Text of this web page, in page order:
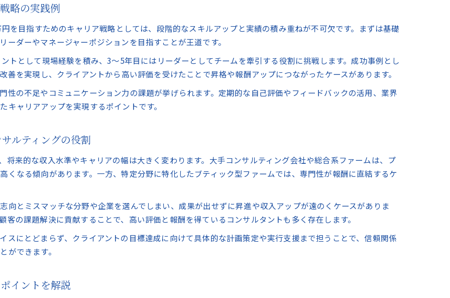
将来性を見据えたコンサルサービス選びの秘訣
将来性を重視したコンサルティングサービスの選定基準
長期キャリアを見据えたコンサルティングの選び方
成長分野で活躍するコンサルティングの選択ポイント
略の実践例
を目指すためのキャリア戦略としては、段階的なスキルアップと実績の積み重ねが不可欠です。まずは基礎
ダーやマネージャーポジションを目指すことが王道です。
トとして現場経験を積み、3～5年目にはリーダーとしてチームを牽引する役割に挑戦します。成功事例とし
を実現し、クライアントから高い評価を受けたことで昇格や報酬アップにつながったケースがあります。
性の不足やコミュニケーション力の課題が挙げられます。定期的な自己評価やフィードバックの活用、業界
ャリアアップを実現するポイントです。
ルティングの役割
将来的な収入水準やキャリアの幅は大きく変わります。大手コンサルティング会社や総合系ファームは、プ
くなる傾向があります。一方、特定分野に特化したブティック型ファームでは、専門性が報酬に直結するケ
向とミスマッチな分野や企業を選んでしまい、成果が出せずに昇進や収入アップが遠のくケースがありま
客の課題解決に貢献することで、高い評価と報酬を得ているコンサルタントも多く存在します。
スにとどまらず、クライアントの目標達成に向けて具体的な計画策定や実行支援まで担うことで、信頼関係
ができます。
イントを解説